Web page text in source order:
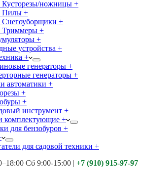
Кусторезы/ножницы +
Пилы +
Снегоуборщики +
Триммеры +
+
устройства +
+
генераторы +
генераторы +
автоматики +
+
+
инструмент +
комплектующие +
для бензобуров +
для садовой техники +
Московская д.113
Сб 9:00-15:00 | +7 (910) 915-97-97